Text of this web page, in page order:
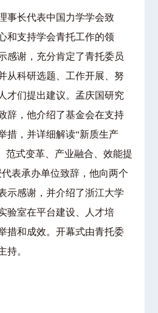
事长代表中国力学学会致
和支持学会青托工作的领
感谢，充分肯定了青托委员
从科研选题、工作开展、努
才们提出建议。孟庆国研究
辞，他介绍了基金会在支持
措，并详细解读“新质生产
范式变革、产业融合、效能提
表承办单位致辞，他向两个
示感谢，并介绍了浙江大学
验室在平台建设、人才培
措和成效。开幕式由青托委
持。